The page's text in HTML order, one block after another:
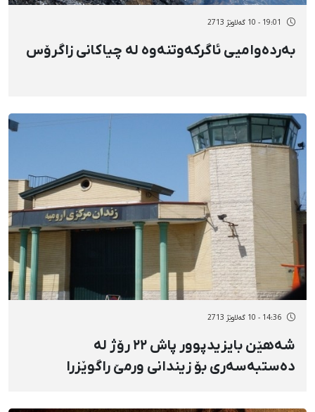
19:01 - 10 گەلاوێژ 2713
بەردەوامیی ئاگرکەوتنەوە لە چیاکانی زاگرۆس
14:36 - 10 گەلاوێژ 2713
شەهێن بایزیدپوور پاش ٢٢ رۆژ لە
دەستبەسەری بۆ زیندانی ورمێ راگوێزرا